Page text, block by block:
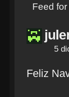
Feed
5
Feliz